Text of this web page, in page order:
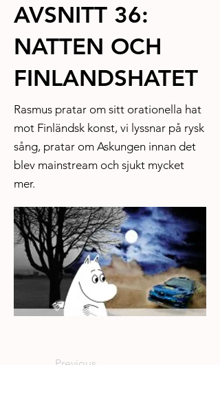
AVSNITT 36:
NATTEN OCH
FINLANDSHATET
Rasmus pratar om sitt orationella hat
mot Finländsk konst, vi lyssnar på rysk
sång, pratar om Askungen innan det
blev mainstream och sjukt mycket
mer.
Previous